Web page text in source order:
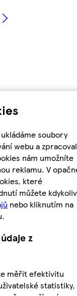
soubory
webu a
nám umožníte
reklamu. V
které
můžete kdykoliv
nebo kliknutím na
z
měřit efektivitu
statistiky,